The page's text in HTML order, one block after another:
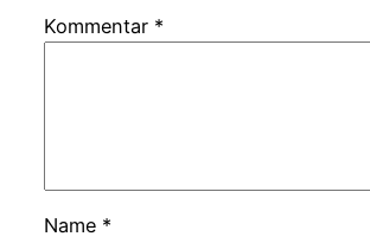
Kommentar *
Name *